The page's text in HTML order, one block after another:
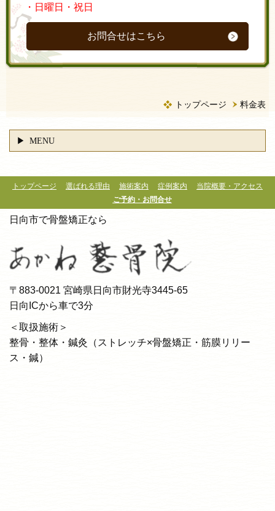
・日曜日・祝日
お問合せはこちら
トップページ 料金表
MENU
トップページ 選ばれる理由 施術案内 症例案内
当院概要・アクセス
ご予約・お問合せ
日向市で骨盤矯正なら
〒883-0021 宮崎県日向市財光寺3445-65
日向ICから車で3分
＜取扱施術＞
整骨・整体・鍼灸（ストレッチ×骨盤矯正・筋膜リリー
ス・鍼）